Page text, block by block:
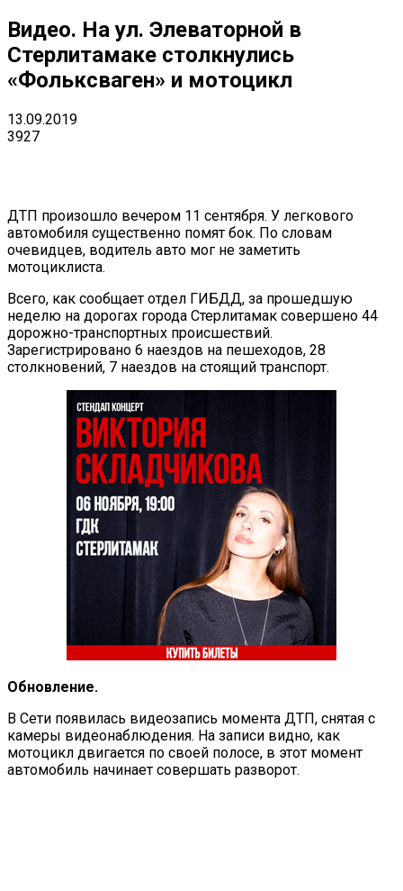
Видео. На ул. Элеваторной в
Стерлитамаке столкнулись
«Фольксваген» и мотоцикл
13.09.2019
3927
ДТП произошло вечером 11 сентября. У легкового
автомобиля существенно помят бок. По словам
очевидцев, водитель авто мог не заметить
мотоциклиста.
Всего, как сообщает отдел ГИБДД, за прошедшую
неделю на дорогах города Стерлитамак совершено 44
дорожно-транспортных происшествий.
Зарегистрировано 6 наездов на пешеходов, 28
столкновений, 7 наездов на стоящий транспорт.
Обновление.
В Сети появилась видеозапись момента ДТП, снятая с
камеры видеонаблюдения. На записи видно, как
мотоцикл двигается по своей полосе, в этот момент
автомобиль начинает совершать разворот.